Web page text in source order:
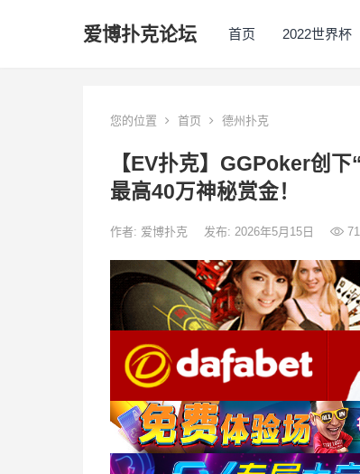
爱博扑克论坛 首页 2022世界杯
您的位置 首页 德州扑克
【EV扑克】GGPoker创
最高40万神秘赏金！
作者: 爱博扑克 发布: 2026年5月15日 71